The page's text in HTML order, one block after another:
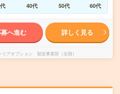
40代 50代 60代
へ進む 詳しく見る
リアオプション 製造事業部（全国）